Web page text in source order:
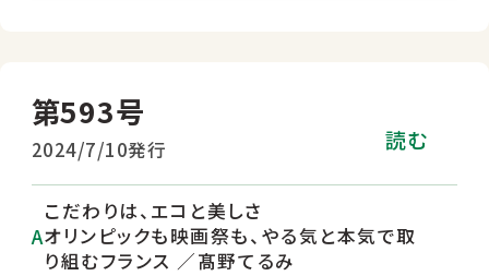
第593号
2024/7/10発行 読む
こだわりは、エコと美しさ
オリンピックも映画祭も、やる気と本気で取
り組むフランス ／髙野てるみ